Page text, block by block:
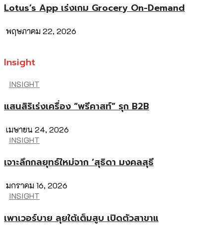
Lotus’s App เร่งเกม Grocery On-Demand
พฤษภาคม 22, 2026
Insight
INSIGHT
แสนสิริเร่งเครื่อง “พรีคาสท์” รุก B2B
เมษายน 24, 2026
INSIGHT
เจาะลึกกลยุทธ์ใหม่จาก ‘สุธิดา มงคลสุธี
มกราคม 16, 2026
INSIGHT
เพาเวอร์บาย ลุยใต้เต็มสูบ เปิดตัวสาขาแ